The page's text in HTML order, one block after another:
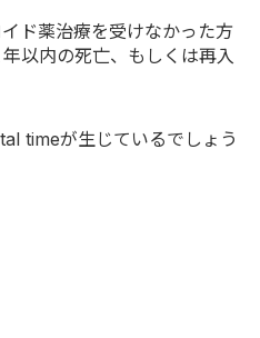
ド薬治療を受けなかった方
以内の死亡、もしくは再入
timeが生じているでしょう